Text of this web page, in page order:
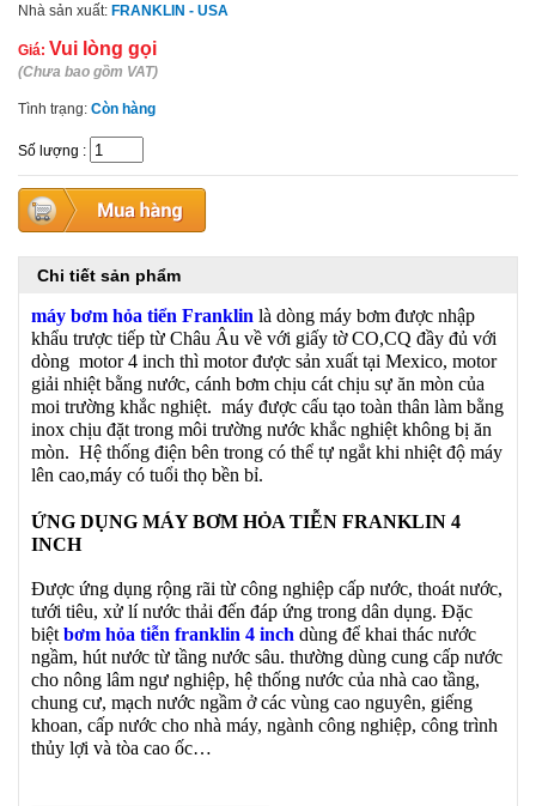
Nhà sản xuất: FRANKLIN - USA
Giá: Vui lòng gọi
(Chưa bao gồm VAT)
Tình trạng: Còn hàng
Số lượng :
Chi tiết sản phẩm
máy bơm hỏa tiển Franklin là dòng máy bơm được nhập
khẩu trược tiếp từ Châu Âu về với giấy tờ CO,CQ đầy đủ với
dòng motor 4 inch thì motor được sản xuất tại Mexico, motor
giải nhiệt bằng nước, cánh bơm chịu cát chịu sự ăn mòn của
moi trường khắc nghiệt. máy được cấu tạo toàn thân làm bằng
inox chịu đặt trong môi trường nước khắc nghiệt không bị ăn
mòn. Hệ thống điện bên trong có thể tự ngắt khi nhiệt độ máy
lên cao,máy có tuổi thọ bền bỉ.
ỨNG DỤNG MÁY BƠM HỎA TIỄN FRANKLIN 4
INCH
Được ứng dụng rộng rãi từ công nghiệp cấp nước, thoát nước,
tưới tiêu, xử lí nước thải đến đáp ứng trong dân dụng. Đặc
biệt bơm hỏa tiễn franklin 4 inch dùng để khai thác nước
ngầm, hút nước từ tầng nước sâu. thường dùng cung cấp nước
cho nông lâm ngư nghiệp, hệ thống nước của nhà cao tầng,
chung cư, mạch nước ngầm ở các vùng cao nguyên, giếng
khoan, cấp nước cho nhà máy, ngành công nghiệp, công trình
thủy lợi và tòa cao ốc…